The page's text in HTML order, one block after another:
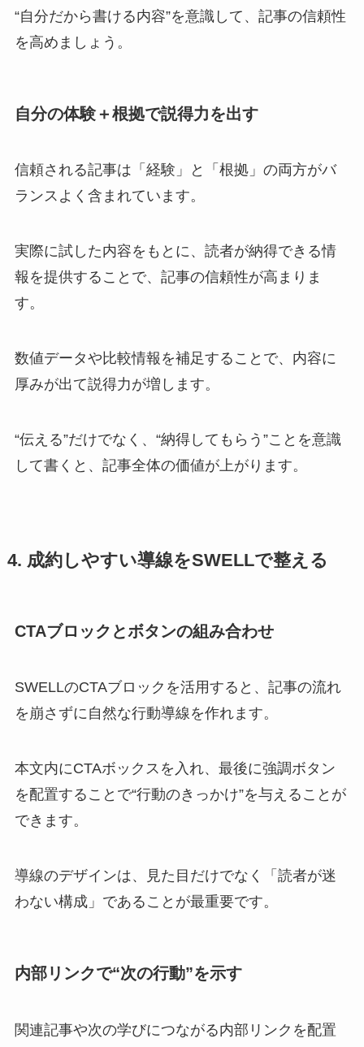
“自分だから書ける内容”を意識して、記事の信頼性
を高めましょう。
自分の体験＋根拠で説得力を出す
信頼される記事は「経験」と「根拠」の両方がバ
ランスよく含まれています。
実際に試した内容をもとに、読者が納得できる情
報を提供することで、記事の信頼性が高まりま
す。
数値データや比較情報を補足することで、内容に
厚みが出て説得力が増します。
“伝える”だけでなく、“納得してもらう”ことを意識
して書くと、記事全体の価値が上がります。
4. 成約しやすい導線をSWELLで整える
CTAブロックとボタンの組み合わせ
SWELLのCTAブロックを活用すると、記事の流れ
を崩さずに自然な行動導線を作れます。
本文内にCTAボックスを入れ、最後に強調ボタン
を配置することで“行動のきっかけ”を与えることが
できます。
導線のデザインは、見た目だけでなく「読者が迷
わない構成」であることが最重要です。
内部リンクで“次の行動”を示す
関連記事や次の学びにつながる内部リンクを配置